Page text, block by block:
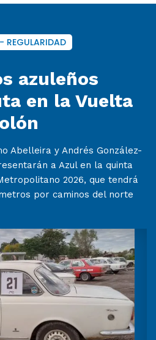
REGULARIDAD
azuleños
en la Vuelta
Abelleira y Andrés González-
a Azul en la quinta
2026, que tendrá
por caminos del norte